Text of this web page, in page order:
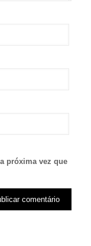
próxima vez que